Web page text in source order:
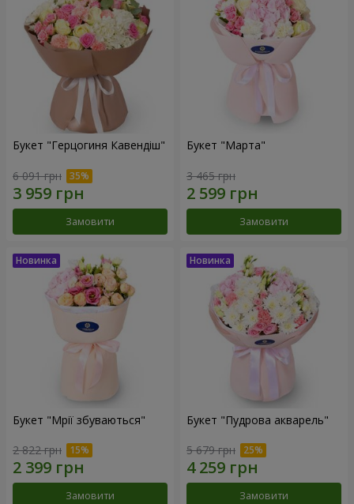
Букет "Герцогиня Кавендіш"
6 091 грн
Замовити
Букет "Марта"
3 465 грн
Замовити
Букет "Мрії збуваються"
2 822 грн
Замовити
Букет "Пудрова акварель"
5 679 грн
Замовити